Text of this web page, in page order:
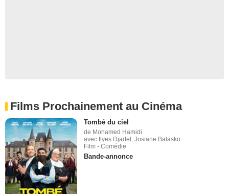
Films Prochainement au Cinéma
Tombé du ciel
de Mohamed Hamidi
avec Ilyes Djadel, Josiane Balasko
Film - Comédie
Bande-annonce